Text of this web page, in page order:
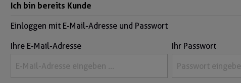
Ich bin bereits Kunde
Einloggen mit E-Mail-Adresse und Passwort
Ihre E-Mail-Adresse Ihr Passwort